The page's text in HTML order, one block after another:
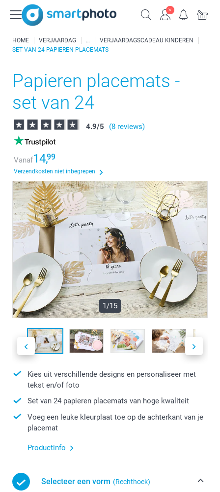
HOME VERJAARDAG
VERJAARDAGSCADEAU KINDEREN
SET VAN 24 PAPIEREN PLACEMATS
Papieren placemats -
set van 24
4.9/5 (8 reviews)
Vanaf14,99
Verzendkosten niet inbegrepen
1/15
Kies uit verschillende designs en personaliseer met
tekst en/of foto
Set van 24 papieren placemats van hoge kwaliteit
Voeg een leuke kleurplaat toe op de achterkant van je
placemat
Productinfo
Selecteer een vorm (Rechthoek)